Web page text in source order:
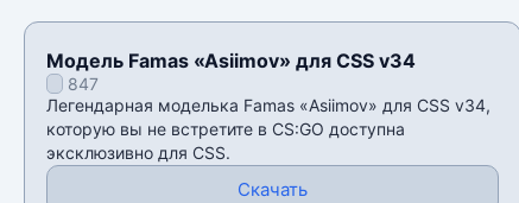
Модель Famas «Asiimov» для CSS v34
847
Легендарная моделька Famas «Asiimov» для CSS v34,
которую вы не встретите в CS:GO доступна
эксклюзивно для CSS.
Скачать